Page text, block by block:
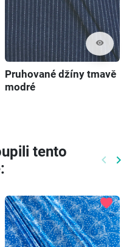
visibility
Pruhované džíny tmavě
modré
tento
keyboard_arrow_left keyboard_arrow_right
favorite